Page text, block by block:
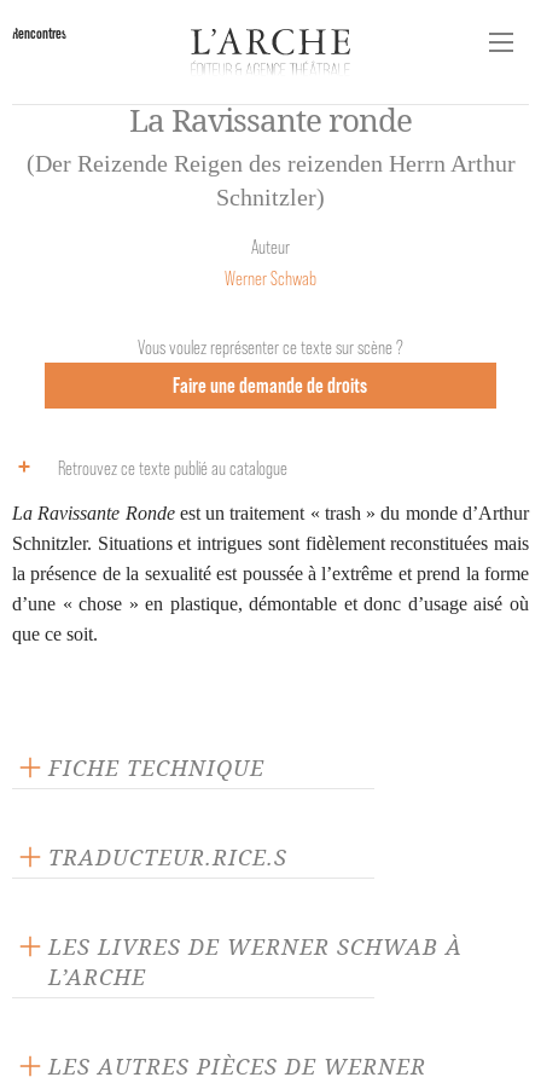
Rencontres
La Ravissante ronde
(Der Reizende Reigen des reizenden Herrn Arthur
Schnitzler)
Auteur
Werner Schwab
Vous voulez représenter ce texte sur scène ?
Faire une demande de droits
Retrouvez ce texte publié au catalogue
La Ravissante Rondeest un traitement « trash » du monde d’Arthur
Schnitzler. Situations et intrigues sont fidèlement reconstituées mais
la présence de la sexualité est poussée à l’extrême et prend la forme
d’une « chose » en plastique, démontable et donc d’usage aisé où
que ce soit.
FICHE TECHNIQUE
Langue source : allemand
Nombre de personnages masculins : 1
TRADUCTEUR.RICE.S
Mike Sens
LES LIVRES DE WERNER SCHWAB À
L’ARCHE
LES AUTRES PIÈCES DE WERNER